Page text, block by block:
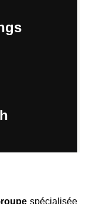
spécialisée